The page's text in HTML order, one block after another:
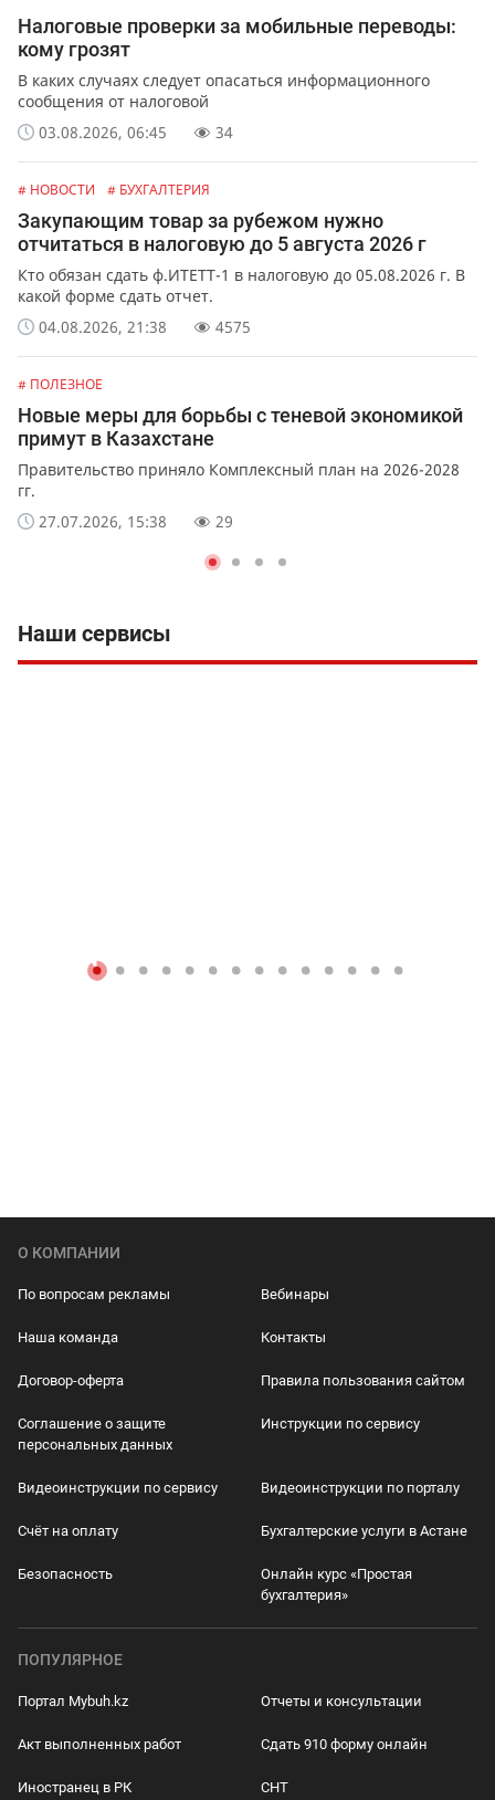
Налоговые проверки за мобильные переводы:
кому грозят
В каких случаях следует опасаться информационного
сообщения от налоговой
03.08.2026, 06:45
34
# НОВОСТИ # БУХГАЛТЕРИЯ
Закупающим товар за рубежом нужно
отчитаться в налоговую до 5 августа 2026 г
Кто обязан сдать ф.ИТЕТТ-1 в налоговую до 05.08.2026 г. В
какой форме сдать отчет.
04.08.2026, 21:38
4575
# ПОЛЕЗНОЕ
Новые меры для борьбы с теневой экономикой
примут в Казахстане
Правительство приняло Комплексный план на 2026-2028
гг.
27.07.2026, 15:38
29
Наши сервисы
О КОМПАНИИ
По вопросам рекламы Вебинары
Наша команда Контакты
Договор-оферта Правила пользования сайтом
Соглашение о защите
персональных данных
Инструкции по сервису
Видеоинструкции по сервису Видеоинструкции по порталу
Счёт на оплату Бухгалтерские услуги в Астане
Безопасность
Онлайн курс «Простая
бухгалтерия»
ПОПУЛЯРНОЕ
Портал Mybuh.kz Отчеты и консультации
Акт выполненных работ Сдать 910 форму онлайн
Иностранец в РК СНТ